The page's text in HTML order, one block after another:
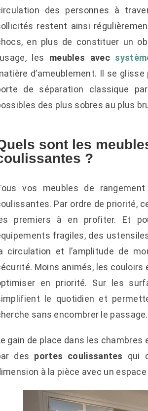
des personnes à
restent ainsi
en plus de constituer un
les meubles avec
d’ameublement. Il se
de séparation classique
des plus sobres au plus
sont les
?
vos meubles de
Par ordre de priorité,
premiers à en profiter. Et
fragiles, des
circulation et l’amplitude de
Moins animés, les
en priorité. Sur les
le quotidien et
sans encombrer le passage.
gain de place dans les
des portes coulissantes qui
à la pièce avec un